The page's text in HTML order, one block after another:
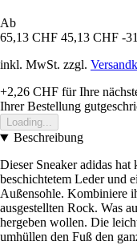
Ab
65,13 CHF 45,13 CHF -
inkl. MwSt. zzgl.
+2,26 CHF für Ihre
Ihrer Bestellung
Loading...
Beschreibung
Dieser Sneaker adidas
beschichtetem Leder und
Außensohle. Kombiniere
ausgestellten Rock. Was
hergeben wollen. Die
umhüllen den Fuß den